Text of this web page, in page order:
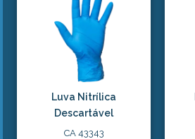
Luva Nitrílica
Descartável
CA 43343